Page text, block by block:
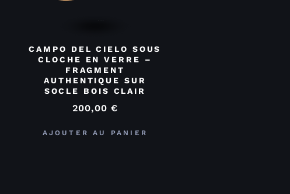
CAMPO DEL CIELO SOUS
CLOCHE EN VERRE –
FRAGMENT
AUTHENTIQUE SUR
SOCLE BOIS CLAIR
200,00 €
AJOUTER AU PANIER